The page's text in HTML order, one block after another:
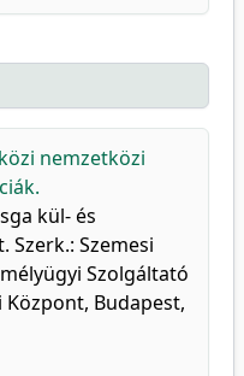
nemzetközi
kül- és
Szemesi
Szolgáltató
Központ, Budapest,